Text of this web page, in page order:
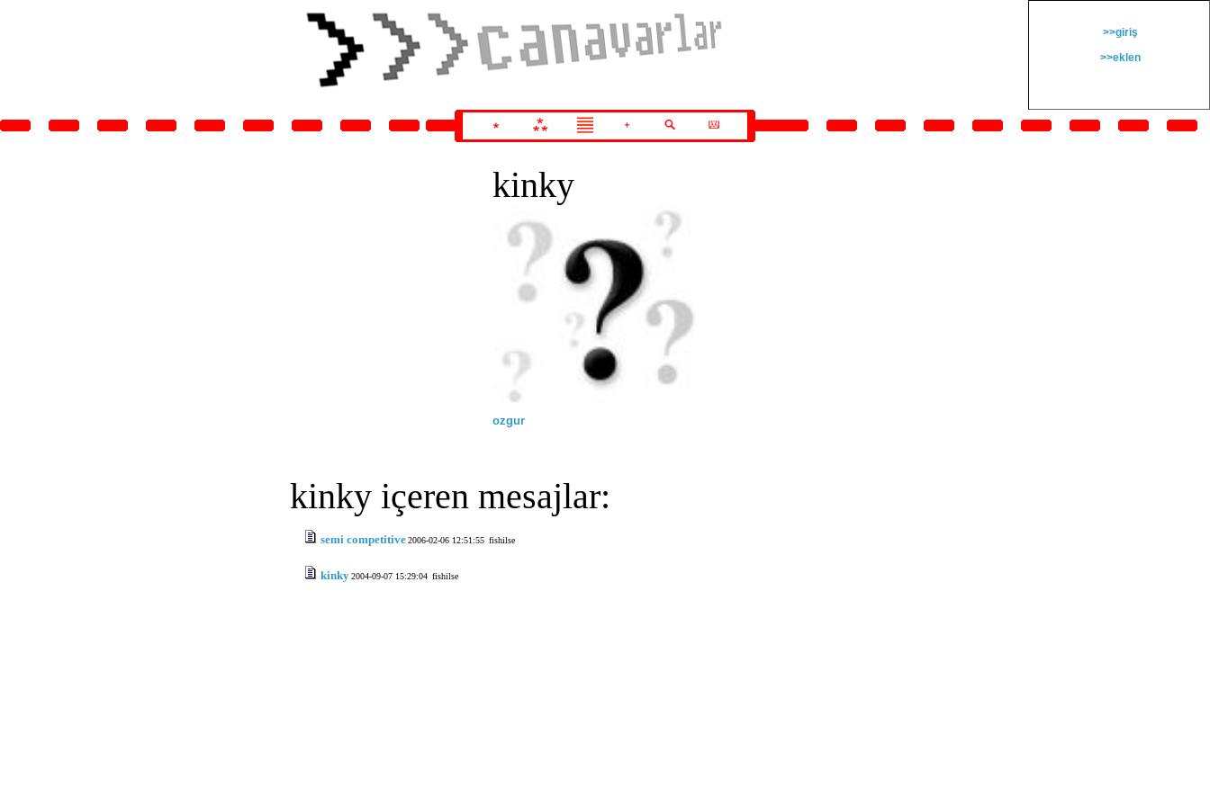
>>giriş
>>eklen
kinky
ozgur
kinky içeren mesajlar:
semi competitive2006-02-06 12:51:55 fishilse
kinky2004-09-07 15:29:04 fishilse